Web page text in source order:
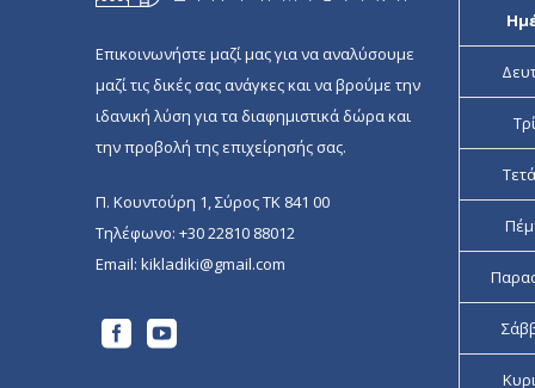
Επικοινωνήστε μαζί μας για να αναλύσουμε
μαζί τις δικές σας ανάγκες και να βρούμε την
ιδανική λύση για τα διαφημιστικά δώρα και
την προβολή της επιχείρησής σας.
Π. Κουντούρη 1, Σύρος ΤΚ 841 00
Τηλέφωνο: +30 22810 88012
Email: kikladiki@gmail.com